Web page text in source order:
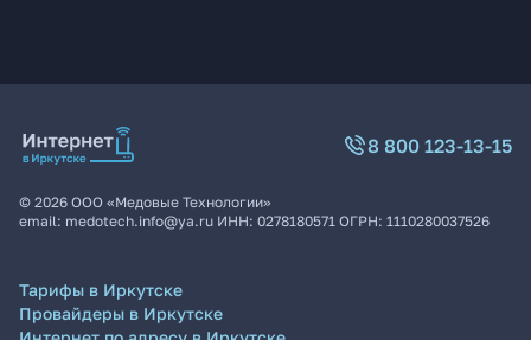
8 800 123-13-15
© 2026 ООО «Медовые Технологии»
email: medotech.info@ya.ru ИНН: 0278180571 ОГРН: 1110280037526
Тарифы в Иркутске
Провайдеры в Иркутске